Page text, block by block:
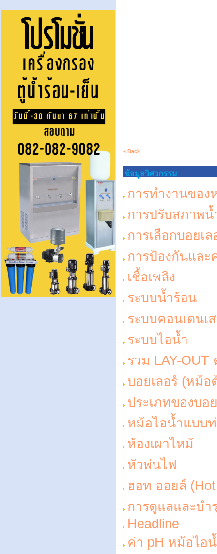
« Back
ข้อมูลวิศวกรรม
การทำงานของ
การปรับสภาพน้
การเลือกบอยเ
การป้องกันและ
เชื้อเพลิง
ระบบน้ำร้อน
ระบบคอนเดนเ
ระบบไอน้ำ
รวม LAY-OUT
บอยเลอร์ (หม้อ
ประเภทของบอ
หม้อไอน้ำแบบ
ห้องเผาไหม้
หัวพ่นไฟ
ฮอท ออยล์
การดูแลและบำ
Headline
ค่า pH หม้อไอ